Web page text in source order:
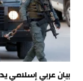
بيان عربي إسلامي